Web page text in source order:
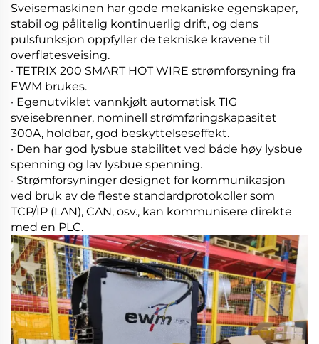
Sveisemaskinen har gode mekaniske egenskaper,
stabil og pålitelig kontinuerlig drift, og dens
pulsfunksjon oppfyller de tekniske kravene til
overflatesveising.
· TETRIX 200 SMART HOT WIRE strømforsyning fra
EWM brukes.
· Egenutviklet vannkjølt automatisk TIG
sveisebrenner, nominell strømføringskapasitet
300A, holdbar, god beskyttelseseffekt.
· Den har god lysbue stabilitet ved både høy lysbue
spenning og lav lysbue spenning.
· Strømforsyninger designet for kommunikasjon
ved bruk av de fleste standardprotokoller som
TCP/IP (LAN), CAN, osv., kan kommunisere direkte
med en PLC.